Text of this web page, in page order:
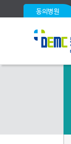
동의병원